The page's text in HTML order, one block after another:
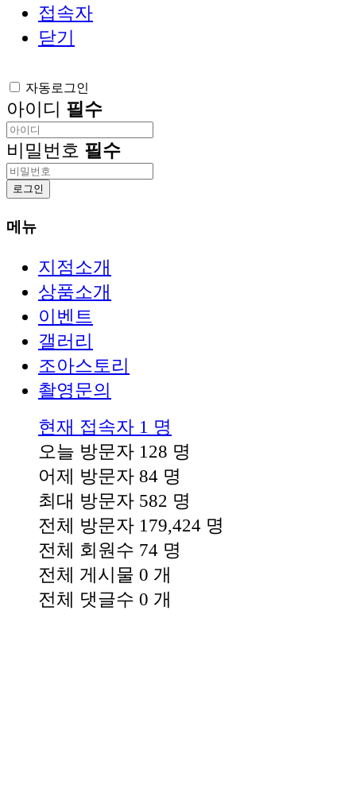
접속자
닫기
자동로그인
아이디 필수
비밀번호 필수
로그인
메뉴
지점소개
상품소개
이벤트
갤러리
조아스토리
촬영문의
현재 접속자 1 명
오늘 방문자 128 명
어제 방문자 84 명
최대 방문자 582 명
전체 방문자 179,424 명
전체 회원수 74 명
전체 게시물 0 개
전체 댓글수 0 개